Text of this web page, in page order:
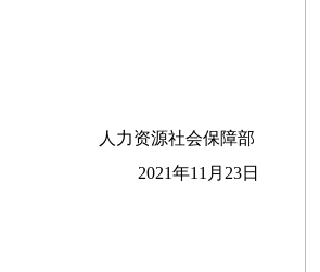
人力资源社会保障部
2021年11月23日